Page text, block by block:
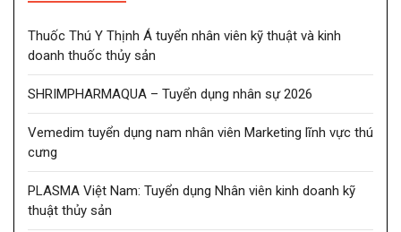
Thuốc Thú Y Thịnh Á tuyển nhân viên kỹ thuật và kinh
doanh thuốc thủy sản
SHRIMPHARMAQUA – Tuyển dụng nhân sự 2026
Vemedim tuyển dụng nam nhân viên Marketing lĩnh vực thú
cưng
PLASMA Việt Nam: Tuyển dụng Nhân viên kinh doanh kỹ
thuật thủy sản